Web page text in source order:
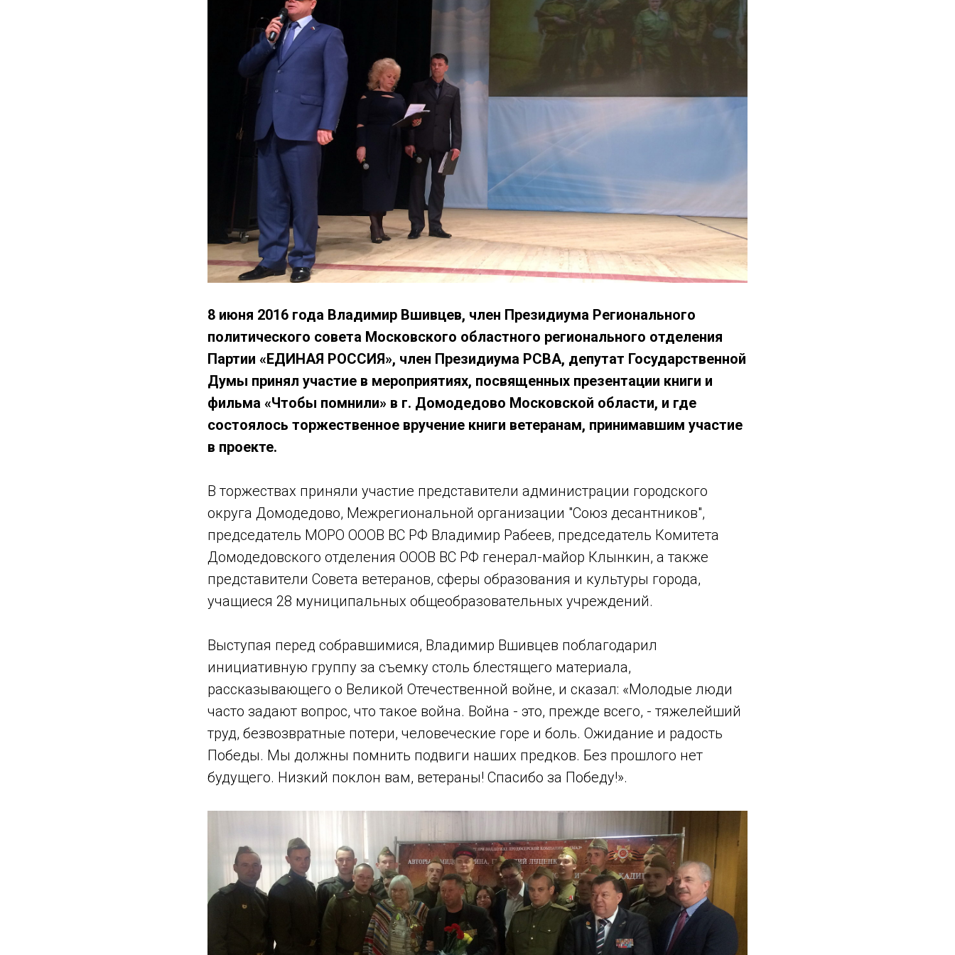
8 июня 2016 года Владимир Вшивцев, член Президиума Регионального
политического совета Московского областного регионального отделения
Партии «ЕДИНАЯ РОССИЯ», член Президиума РСВА, депутат Государственной
Думы принял участие в мероприятиях, посвященных презентации книги и
фильма «Чтобы помнили» в г. Домодедово Московской области, и где
состоялось торжественное вручение книги ветеранам, принимавшим участие
в проекте.
В торжествах приняли участие представители администрации городского
округа Домодедово, Межрегиональной организации "Союз десантников",
председатель МОРО ОООВ ВС РФ Владимир Рабеев, председатель Комитета
Домодедовского отделения ОООВ ВС РФ генерал-майор Клынкин, а также
представители Совета ветеранов, сферы образования и культуры города,
учащиеся 28 муниципальных общеобразовательных учреждений.
Выступая перед собравшимися, Владимир Вшивцев поблагодарил
инициативную группу за съемку столь блестящего материала,
рассказывающего о Великой Отечественной войне, и сказал: «Молодые люди
часто задают вопрос, что такое война. Война - это, прежде всего, - тяжелейший
труд, безвозвратные потери, человеческие горе и боль. Ожидание и радость
Победы. Мы должны помнить подвиги наших предков. Без прошлого нет
будущего. Низкий поклон вам, ветераны! Спасибо за Победу!».